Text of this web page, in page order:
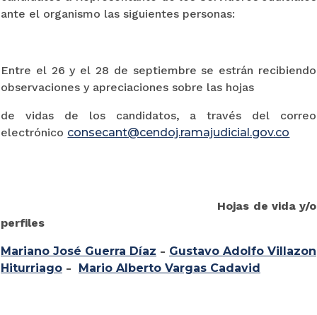
ante el organismo las siguientes personas:
Entre el 26 y el 28 de septiembre se estrán recibiendo
observaciones y apreciaciones sobre las hojas
de vidas de los candidatos, a través del correo
electrónico consecant@cendoj.ramajudicial.gov.co
Hojas de vida y/o
perfiles
Mariano José Guerra Díaz - Gustavo Adolfo Villazon
Hiturriago - Mario Alberto Vargas Cadavid